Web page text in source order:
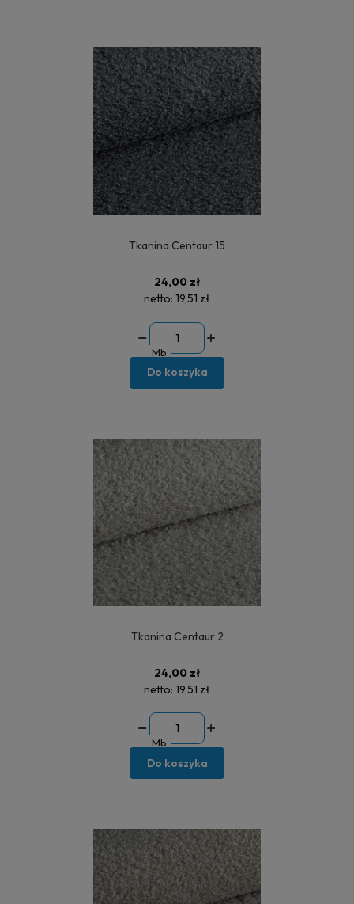
Tkanina Centaur 15
24,00 zł
netto: 19,51 zł
Mb
Do koszyka
Tkanina Centaur 2
24,00 zł
netto: 19,51 zł
Mb
Do koszyka